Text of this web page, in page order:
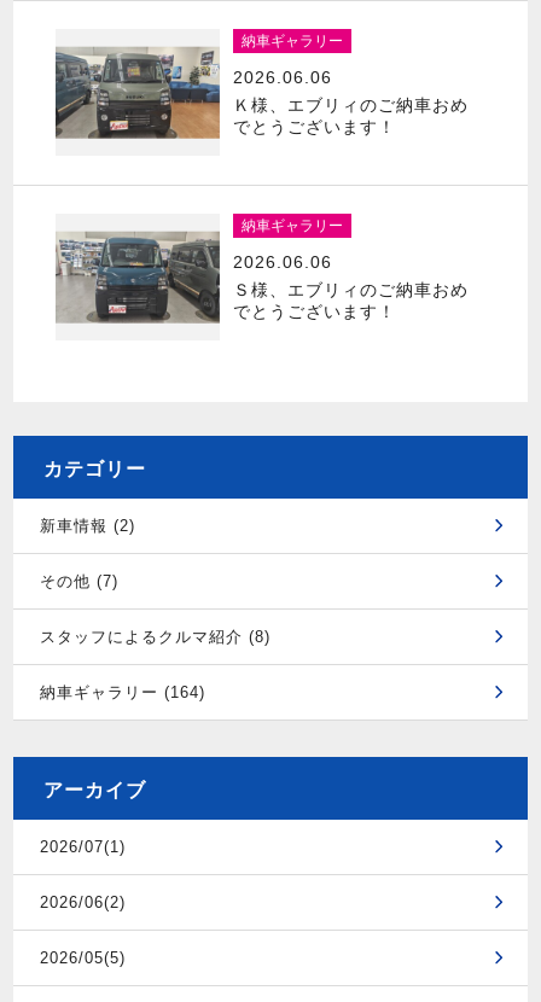
納車ギャラリー
2026.06.06
Ｋ様、エブリィのご納車おめ
でとうございます！
納車ギャラリー
2026.06.06
Ｓ様、エブリィのご納車おめ
でとうございます！
カテゴリー
新車情報 (2)
その他 (7)
スタッフによるクルマ紹介 (8)
納車ギャラリー (164)
アーカイブ
2026/07(1)
2026/06(2)
2026/05(5)